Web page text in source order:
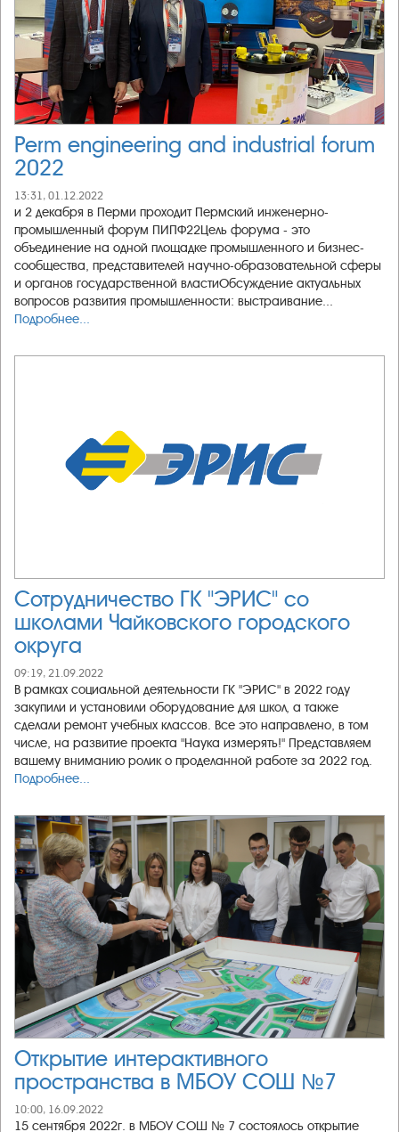
Perm engineering and industrial forum
2022
13:31, 01.12.2022
и 2 декабря в Перми проходит Пермский инженерно-
промышленный форум ПИПФ22Цель форума - это
объединение на одной площадке промышленного и бизнес-
сообщества, представителей научно-образовательной сферы
и органов государственной властиОбсуждение актуальных
вопросов развития промышленности: выстраивание...
Подробнее...
Сотрудничество ГК "ЭРИС" со
школами Чайковского городского
округа
09:19, 21.09.2022
В рамках социальной деятельности ГК "ЭРИС" в 2022 году
закупили и установили оборудование для школ, а также
сделали ремонт учебных классов. Все это направлено, в том
числе, на развитие проекта "Наука измерять!" Представляем
вашему вниманию ролик о проделанной работе за 2022 год.
Подробнее...
Открытие интерактивного
пространства в МБОУ СОШ №7
10:00, 16.09.2022
15 сентября 2022г. в МБОУ СОШ № 7 состоялось открытие